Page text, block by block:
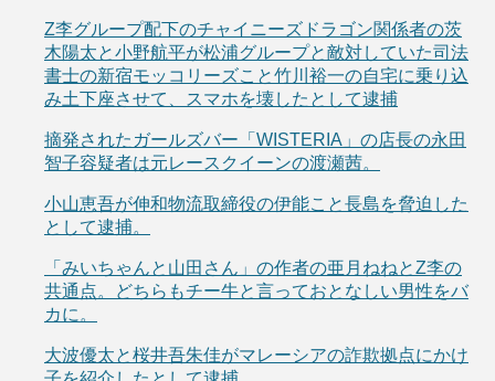
Z李グループ配下のチャイニーズドラゴン関係者の茨
木陽太と小野航平が松浦グループと敵対していた司法
書士の新宿モッコリーズこと竹川裕一の自宅に乗り込
み土下座させて、スマホを壊したとして逮捕
摘発されたガールズバー「WISTERIA」の店長の永田
智子容疑者は元レースクイーンの渡瀬茜。
小山恵吾が伸和物流取締役の伊能こと長島を脅迫した
として逮捕。
「みいちゃんと山田さん」の作者の亜月ねねとZ李の
共通点。どちらもチー牛と言っておとなしい男性をバ
カに。
大波優太と桜井吾朱佳がマレーシアの詐欺拠点にかけ